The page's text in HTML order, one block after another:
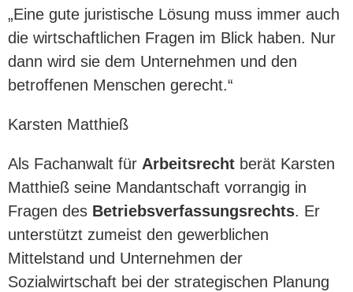
„Eine gute juristische Lösung muss immer auch
die wirtschaftlichen Fragen im Blick haben. Nur
dann wird sie dem Unternehmen und den
betroffenen Menschen gerecht.“
Karsten Matthieß
Als Fachanwalt für Arbeitsrecht berät Karsten
Matthieß seine Mandantschaft vorrangig in
Fragen des Betriebsverfassungsrechts. Er
unterstützt zumeist den gewerblichen
Mittelstand und Unternehmen der
Sozialwirtschaft bei der strategischen Planung